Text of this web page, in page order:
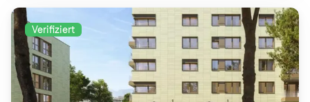
Verifiziert